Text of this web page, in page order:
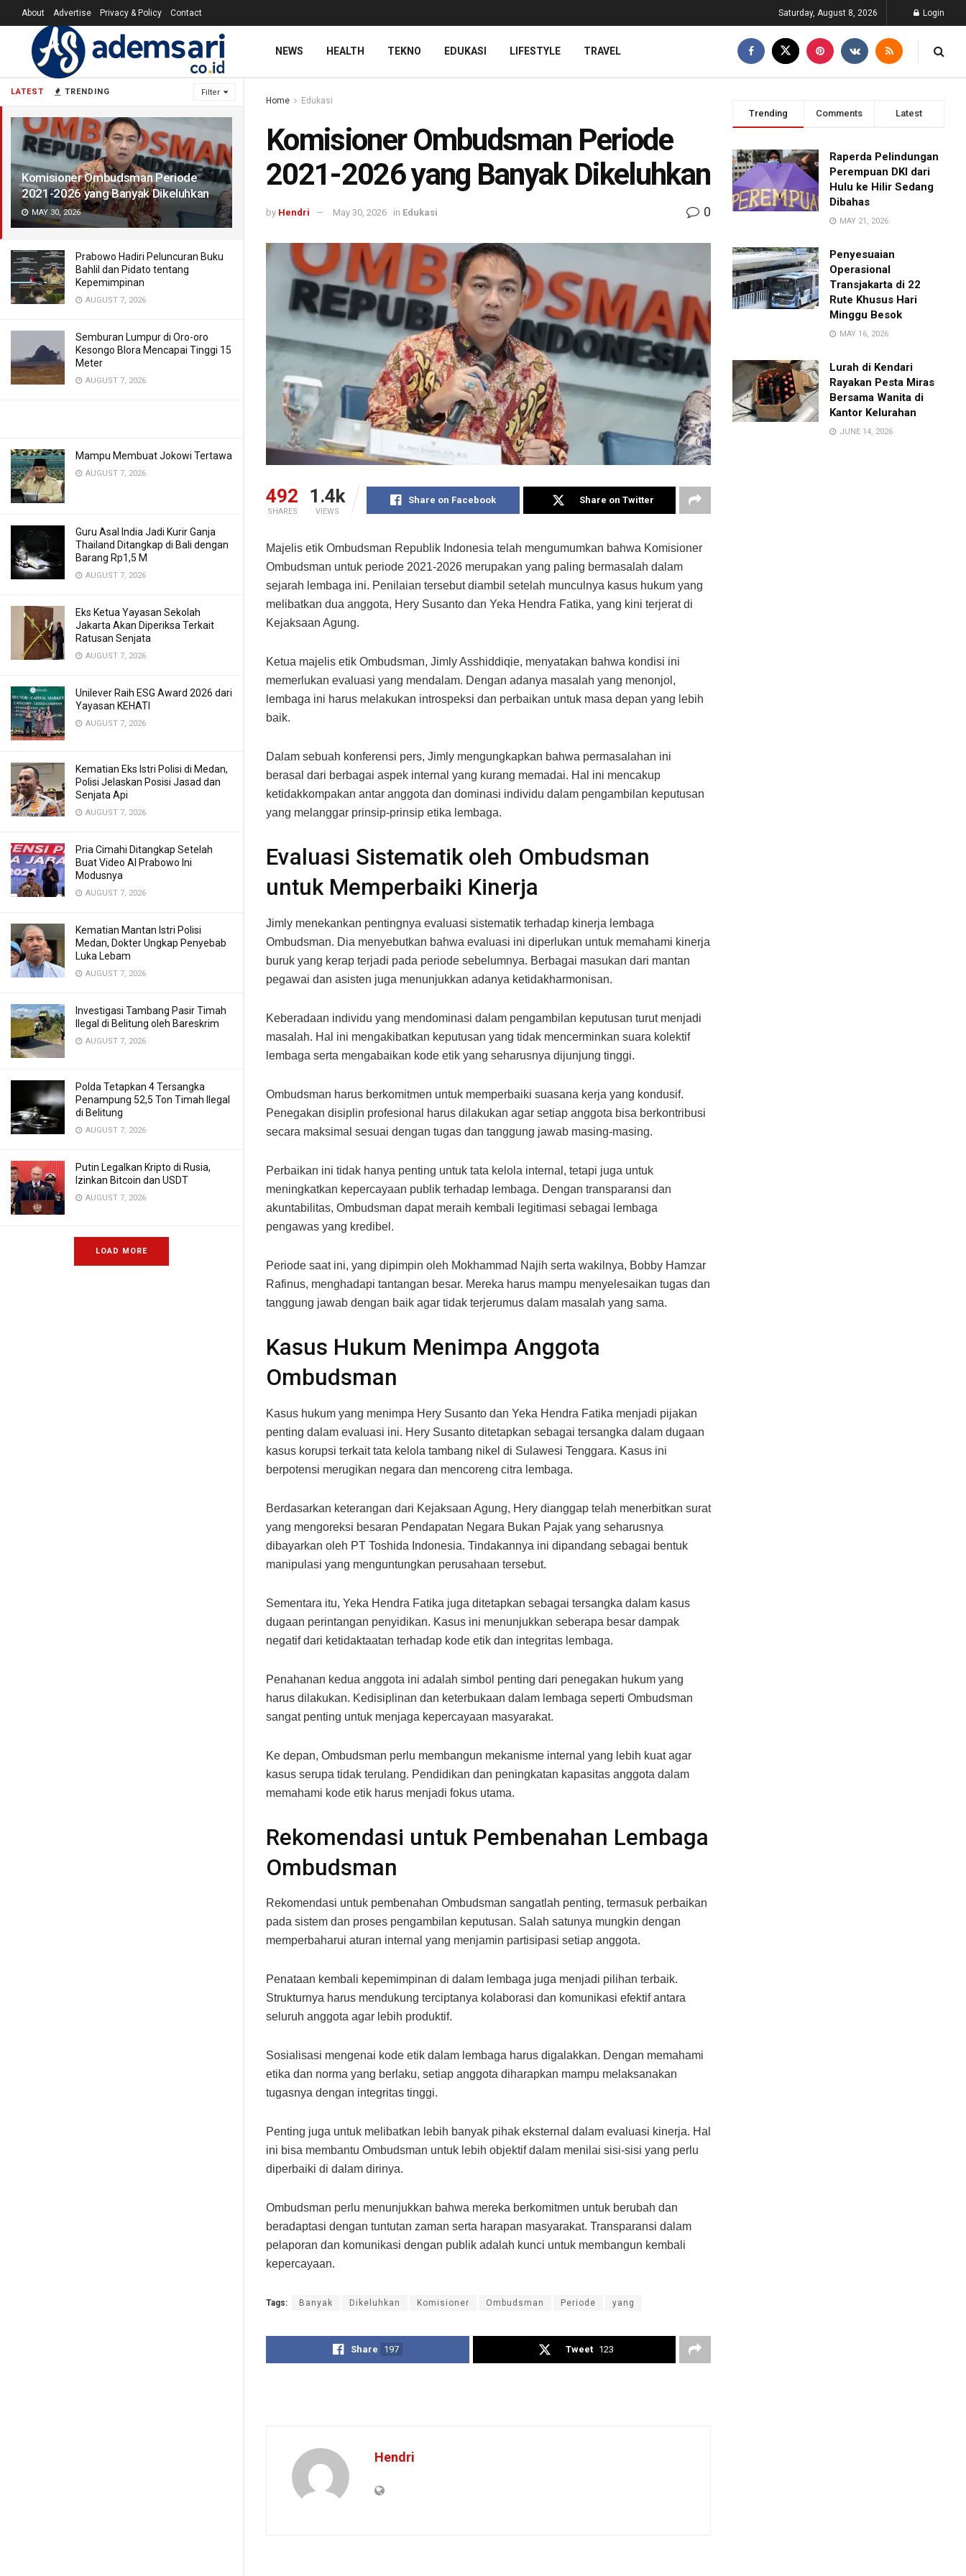
LATEST TRENDING Filter
Komisioner Ombudsman Periode
2021-2026 yang Banyak Dikeluhkan
MAY 30, 2026
Prabowo Hadiri Peluncuran Buku
Bahlil dan Pidato tentang
Kepemimpinan
AUGUST 7, 2026
Semburan Lumpur di Oro-oro
Kesongo Blora Mencapai Tinggi 15
Meter
AUGUST 7, 2026
Mampu Membuat Jokowi Tertawa
AUGUST 7, 2026
Guru Asal India Jadi Kurir Ganja
Thailand Ditangkap di Bali dengan
Barang Rp1,5 M
AUGUST 7, 2026
Eks Ketua Yayasan Sekolah
Jakarta Akan Diperiksa Terkait
Ratusan Senjata
AUGUST 7, 2026
Unilever Raih ESG Award 2026 dari
Yayasan KEHATI
AUGUST 7, 2026
Kematian Eks Istri Polisi di Medan,
Polisi Jelaskan Posisi Jasad dan
Senjata Api
AUGUST 7, 2026
Pria Cimahi Ditangkap Setelah
Buat Video AI Prabowo Ini
Modusnya
AUGUST 7, 2026
Kematian Mantan Istri Polisi
Medan, Dokter Ungkap Penyebab
Luka Lebam
AUGUST 7, 2026
Investigasi Tambang Pasir Timah
Ilegal di Belitung oleh Bareskrim
AUGUST 7, 2026
Polda Tetapkan 4 Tersangka
Penampung 52,5 Ton Timah Ilegal
di Belitung
AUGUST 7, 2026
Putin Legalkan Kripto di Rusia,
Izinkan Bitcoin dan USDT
AUGUST 7, 2026
LOAD MORE
About Advertise Privacy & Policy Contact Saturday, August 8, 2026 Login
NEWS HEALTH TEKNO EDUKASI LIFESTYLE TRAVEL
Home Edukasi
Komisioner Ombudsman Periode
2021-2026 yang Banyak Dikeluhkan
by Hendri May 30, 2026 in Edukasi 0
492
SHARES
1.4k
VIEWS
Share on Facebook Share on Twitter
Majelis etik Ombudsman Republik Indonesia telah mengumumkan bahwa Komisioner
Ombudsman untuk periode 2021-2026 merupakan yang paling bermasalah dalam
sejarah lembaga ini. Penilaian tersebut diambil setelah munculnya kasus hukum yang
melibatkan dua anggota, Hery Susanto dan Yeka Hendra Fatika, yang kini terjerat di
Kejaksaan Agung.
Ketua majelis etik Ombudsman, Jimly Asshiddiqie, menyatakan bahwa kondisi ini
memerlukan evaluasi yang mendalam. Dengan adanya masalah yang menonjol,
lembaga ini harus melakukan introspeksi dan perbaikan untuk masa depan yang lebih
baik.
Dalam sebuah konferensi pers, Jimly mengungkapkan bahwa permasalahan ini
berasal dari berbagai aspek internal yang kurang memadai. Hal ini mencakup
ketidakkompakan antar anggota dan dominasi individu dalam pengambilan keputusan
yang melanggar prinsip-prinsip etika lembaga.
Evaluasi Sistematik oleh Ombudsman
untuk Memperbaiki Kinerja
Jimly menekankan pentingnya evaluasi sistematik terhadap kinerja lembaga
Ombudsman. Dia menyebutkan bahwa evaluasi ini diperlukan untuk memahami kinerja
buruk yang kerap terjadi pada periode sebelumnya. Berbagai masukan dari mantan
pegawai dan asisten juga menunjukkan adanya ketidakharmonisan.
Keberadaan individu yang mendominasi dalam pengambilan keputusan turut menjadi
masalah. Hal ini mengakibatkan keputusan yang tidak mencerminkan suara kolektif
lembaga serta mengabaikan kode etik yang seharusnya dijunjung tinggi.
Ombudsman harus berkomitmen untuk memperbaiki suasana kerja yang kondusif.
Penegakan disiplin profesional harus dilakukan agar setiap anggota bisa berkontribusi
secara maksimal sesuai dengan tugas dan tanggung jawab masing-masing.
Perbaikan ini tidak hanya penting untuk tata kelola internal, tetapi juga untuk
meningkatkan kepercayaan publik terhadap lembaga. Dengan transparansi dan
akuntabilitas, Ombudsman dapat meraih kembali legitimasi sebagai lembaga
pengawas yang kredibel.
Periode saat ini, yang dipimpin oleh Mokhammad Najih serta wakilnya, Bobby Hamzar
Rafinus, menghadapi tantangan besar. Mereka harus mampu menyelesaikan tugas dan
tanggung jawab dengan baik agar tidak terjerumus dalam masalah yang sama.
Kasus Hukum Menimpa Anggota
Ombudsman
Kasus hukum yang menimpa Hery Susanto dan Yeka Hendra Fatika menjadi pijakan
penting dalam evaluasi ini. Hery Susanto ditetapkan sebagai tersangka dalam dugaan
kasus korupsi terkait tata kelola tambang nikel di Sulawesi Tenggara. Kasus ini
berpotensi merugikan negara dan mencoreng citra lembaga.
Berdasarkan keterangan dari Kejaksaan Agung, Hery dianggap telah menerbitkan surat
yang mengoreksi besaran Pendapatan Negara Bukan Pajak yang seharusnya
dibayarkan oleh PT Toshida Indonesia. Tindakannya ini dipandang sebagai bentuk
manipulasi yang menguntungkan perusahaan tersebut.
Sementara itu, Yeka Hendra Fatika juga ditetapkan sebagai tersangka dalam kasus
dugaan perintangan penyidikan. Kasus ini menunjukkan seberapa besar dampak
negatif dari ketidaktaatan terhadap kode etik dan integritas lembaga.
Penahanan kedua anggota ini adalah simbol penting dari penegakan hukum yang
harus dilakukan. Kedisiplinan dan keterbukaan dalam lembaga seperti Ombudsman
sangat penting untuk menjaga kepercayaan masyarakat.
Ke depan, Ombudsman perlu membangun mekanisme internal yang lebih kuat agar
kasus serupa tidak terulang. Pendidikan dan peningkatan kapasitas anggota dalam
memahami kode etik harus menjadi fokus utama.
Rekomendasi untuk Pembenahan Lembaga
Ombudsman
Rekomendasi untuk pembenahan Ombudsman sangatlah penting, termasuk perbaikan
pada sistem dan proses pengambilan keputusan. Salah satunya mungkin dengan
memperbaharui aturan internal yang menjamin partisipasi setiap anggota.
Penataan kembali kepemimpinan di dalam lembaga juga menjadi pilihan terbaik.
Strukturnya harus mendukung terciptanya kolaborasi dan komunikasi efektif antara
seluruh anggota agar lebih produktif.
Sosialisasi mengenai kode etik dalam lembaga harus digalakkan. Dengan memahami
etika dan norma yang berlaku, setiap anggota diharapkan mampu melaksanakan
tugasnya dengan integritas tinggi.
Penting juga untuk melibatkan lebih banyak pihak eksternal dalam evaluasi kinerja. Hal
ini bisa membantu Ombudsman untuk lebih objektif dalam menilai sisi-sisi yang perlu
diperbaiki di dalam dirinya.
Ombudsman perlu menunjukkan bahwa mereka berkomitmen untuk berubah dan
beradaptasi dengan tuntutan zaman serta harapan masyarakat. Transparansi dalam
pelaporan dan komunikasi dengan publik adalah kunci untuk membangun kembali
kepercayaan.
Tags: Banyak Dikeluhkan Komisioner Ombudsman Periode yang
Share 197 Tweet 123
Hendri
Trending Comments Latest
Raperda Pelindungan
Perempuan DKI dari
Hulu ke Hilir Sedang
Dibahas
MAY 21, 2026
Penyesuaian
Operasional
Transjakarta di 22
Rute Khusus Hari
Minggu Besok
MAY 16, 2026
Lurah di Kendari
Rayakan Pesta Miras
Bersama Wanita di
Kantor Kelurahan
JUNE 14, 2026